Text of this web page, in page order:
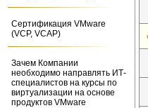
Сертификация VMware
(VCP, VCAP)
Зачем Компании
необходимо направлять ИТ-
специалистов на курсы по
виртуализации на основе
продуктов VMware